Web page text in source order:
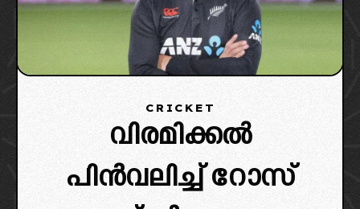
CRICKET
വിരമിക്കൽ
പിൻവലിച്ച് റോസ്